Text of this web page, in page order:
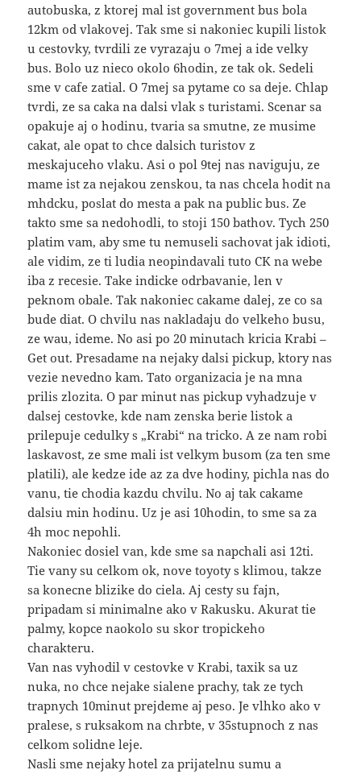
autobuska, z ktorej mal ist government bus bola
12km od vlakovej. Tak sme si nakoniec kupili listok
u cestovky, tvrdili ze vyrazaju o 7mej a ide velky
bus. Bolo uz nieco okolo 6hodin, ze tak ok. Sedeli
sme v cafe zatial. O 7mej sa pytame co sa deje. Chlap
tvrdi, ze sa caka na dalsi vlak s turistami. Scenar sa
opakuje aj o hodinu, tvaria sa smutne, ze musime
cakat, ale opat to chce dalsich turistov z
meskajuceho vlaku. Asi o pol 9tej nas naviguju, ze
mame ist za nejakou zenskou, ta nas chcela hodit na
mhdcku, poslat do mesta a pak na public bus. Ze
takto sme sa nedohodli, to stoji 150 bathov. Tych 250
platim vam, aby sme tu nemuseli sachovat jak idioti,
ale vidim, ze ti ludia neopindavali tuto CK na webe
iba z recesie. Take indicke odrbavanie, len v
peknom obale. Tak nakoniec cakame dalej, ze co sa
bude diat. O chvilu nas nakladaju do velkeho busu,
ze wau, ideme. No asi po 20 minutach kricia Krabi –
Get out. Presadame na nejaky dalsi pickup, ktory nas
vezie nevedno kam. Tato organizacia je na mna
prilis zlozita. O par minut nas pickup vyhadzuje v
dalsej cestovke, kde nam zenska berie listok a
prilepuje cedulky s „Krabi“ na tricko. A ze nam robi
laskavost, ze sme mali ist velkym busom (za ten sme
platili), ale kedze ide az za dve hodiny, pichla nas do
vanu, tie chodia kazdu chvilu. No aj tak cakame
dalsiu min hodinu. Uz je asi 10hodin, to sme sa za
4h moc nepohli.
Nakoniec dosiel van, kde sme sa napchali asi 12ti.
Tie vany su celkom ok, nove toyoty s klimou, takze
sa konecne blizike do ciela. Aj cesty su fajn,
pripadam si minimalne ako v Rakusku. Akurat tie
palmy, kopce naokolo su skor tropickeho
charakteru.
Van nas vyhodil v cestovke v Krabi, taxik sa uz
nuka, no chce nejake sialene prachy, tak ze tych
trapnych 10minut prejdeme aj peso. Je vlhko ako v
pralese, s ruksakom na chrbte, v 35stupnoch z nas
celkom solidne leje.
Nasli sme nejaky hotel za prijatelnu sumu a